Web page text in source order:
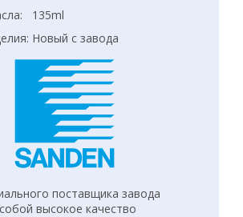
135ml
Новый с завода
поставщика завода
высокое качество